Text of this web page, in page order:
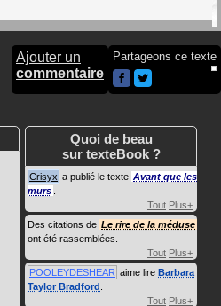
Ajouter un
commentaire
Partageons ce texte
Quoi de beau
sur texteBook ?
Crisyx a publié le texte Avant que les
murs
Tout Plus+
Des citations de Le rire de la méduse
ont été rassemblées.
Tout Plus+
POOLEYDESHEAR aime lire Barbara
Taylor Bradford
Tout Plus+